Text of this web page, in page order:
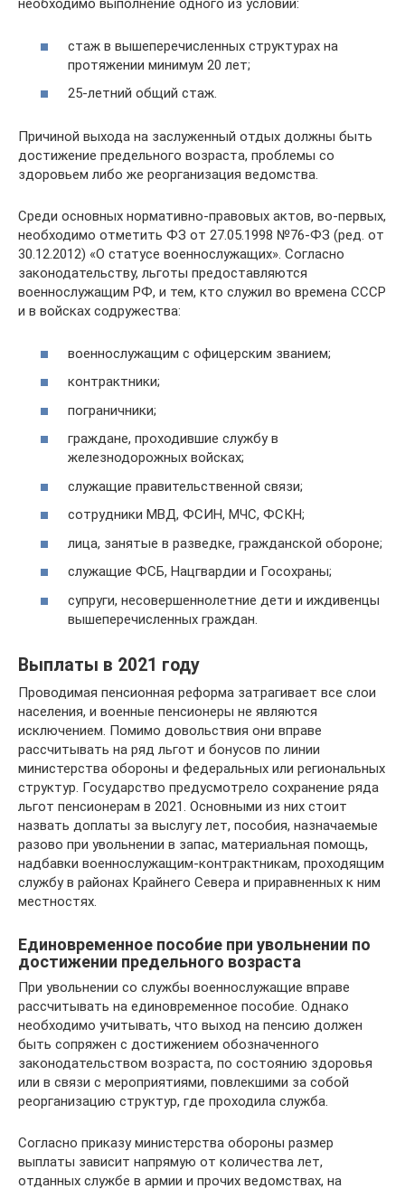
необходимо выполнение одного из условий:
стаж в вышеперечисленных структурах на
протяжении минимум 20 лет;
25-летний общий стаж.
Причиной выхода на заслуженный отдых должны быть
достижение предельного возраста, проблемы со
здоровьем либо же реорганизация ведомства.
Среди основных нормативно-правовых актов, во-первых,
необходимо отметить ФЗ от 27.05.1998 №76-ФЗ (ред. от
30.12.2012) «О статусе военнослужащих». Согласно
законодательству, льготы предоставляются
военнослужащим РФ, и тем, кто служил во времена СССР
и в войсках содружества:
военнослужащим с офицерским званием;
контрактники;
пограничники;
граждане, проходившие службу в
железнодорожных войсках;
служащие правительственной связи;
сотрудники МВД, ФСИН, МЧС, ФСКН;
лица, занятые в разведке, гражданской обороне;
служащие ФСБ, Нацгвардии и Госохраны;
супруги, несовершеннолетние дети и иждивенцы
вышеперечисленных граждан.
Выплаты в 2021 году
Проводимая пенсионная реформа затрагивает все слои
населения, и военные пенсионеры не являются
исключением. Помимо довольствия они вправе
рассчитывать на ряд льгот и бонусов по линии
министерства обороны и федеральных или региональных
структур. Государство предусмотрело сохранение ряда
льгот пенсионерам в 2021. Основными из них стоит
назвать доплаты за выслугу лет, пособия, назначаемые
разово при увольнении в запас, материальная помощь,
надбавки военнослужащим-контрактникам, проходящим
службу в районах Крайнего Севера и приравненных к ним
местностях.
Единовременное пособие при увольнении по
достижении предельного возраста
При увольнении со службы военнослужащие вправе
рассчитывать на единовременное пособие. Однако
необходимо учитывать, что выход на пенсию должен
быть сопряжен с достижением обозначенного
законодательством возраста, по состоянию здоровья
или в связи с мероприятиями, повлекшими за собой
реорганизацию структур, где проходила служба.
Согласно приказу министерства обороны размер
выплаты зависит напрямую от количества лет,
отданных службе в армии и прочих ведомствах, на